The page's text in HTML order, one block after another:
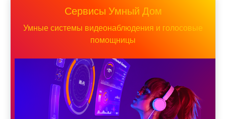
Сервисы Умный Дом
Умные системы видеонаблюдения и голосовые
помощницы